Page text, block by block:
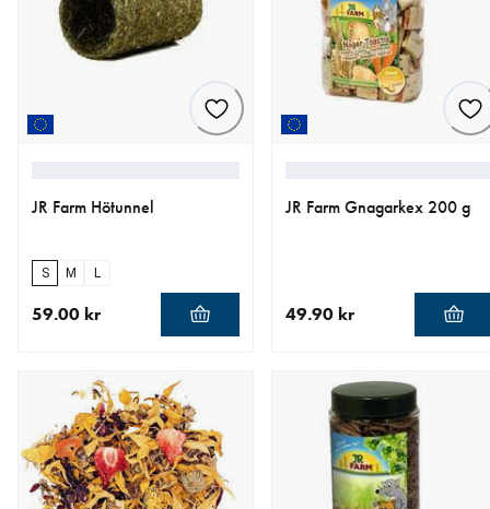
JR Farm Hötunnel
S M L
59.00 kr
JR Farm Gnagarkex 200 g
49.90 kr